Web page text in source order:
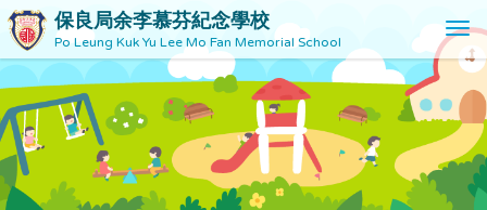
保良局余李慕芬紀念學校
Po Leung Kuk Yu Lee Mo Fan Memorial School
T
o
g
l
e